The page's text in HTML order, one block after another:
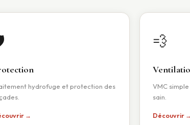
hydrofuge et protection des
→
💨
VMC
sain.
Découvrir →